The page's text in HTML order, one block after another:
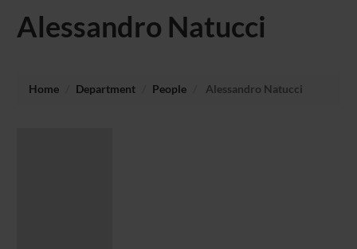
Alessandro Natucci
Home Department People Alessandro Natucci